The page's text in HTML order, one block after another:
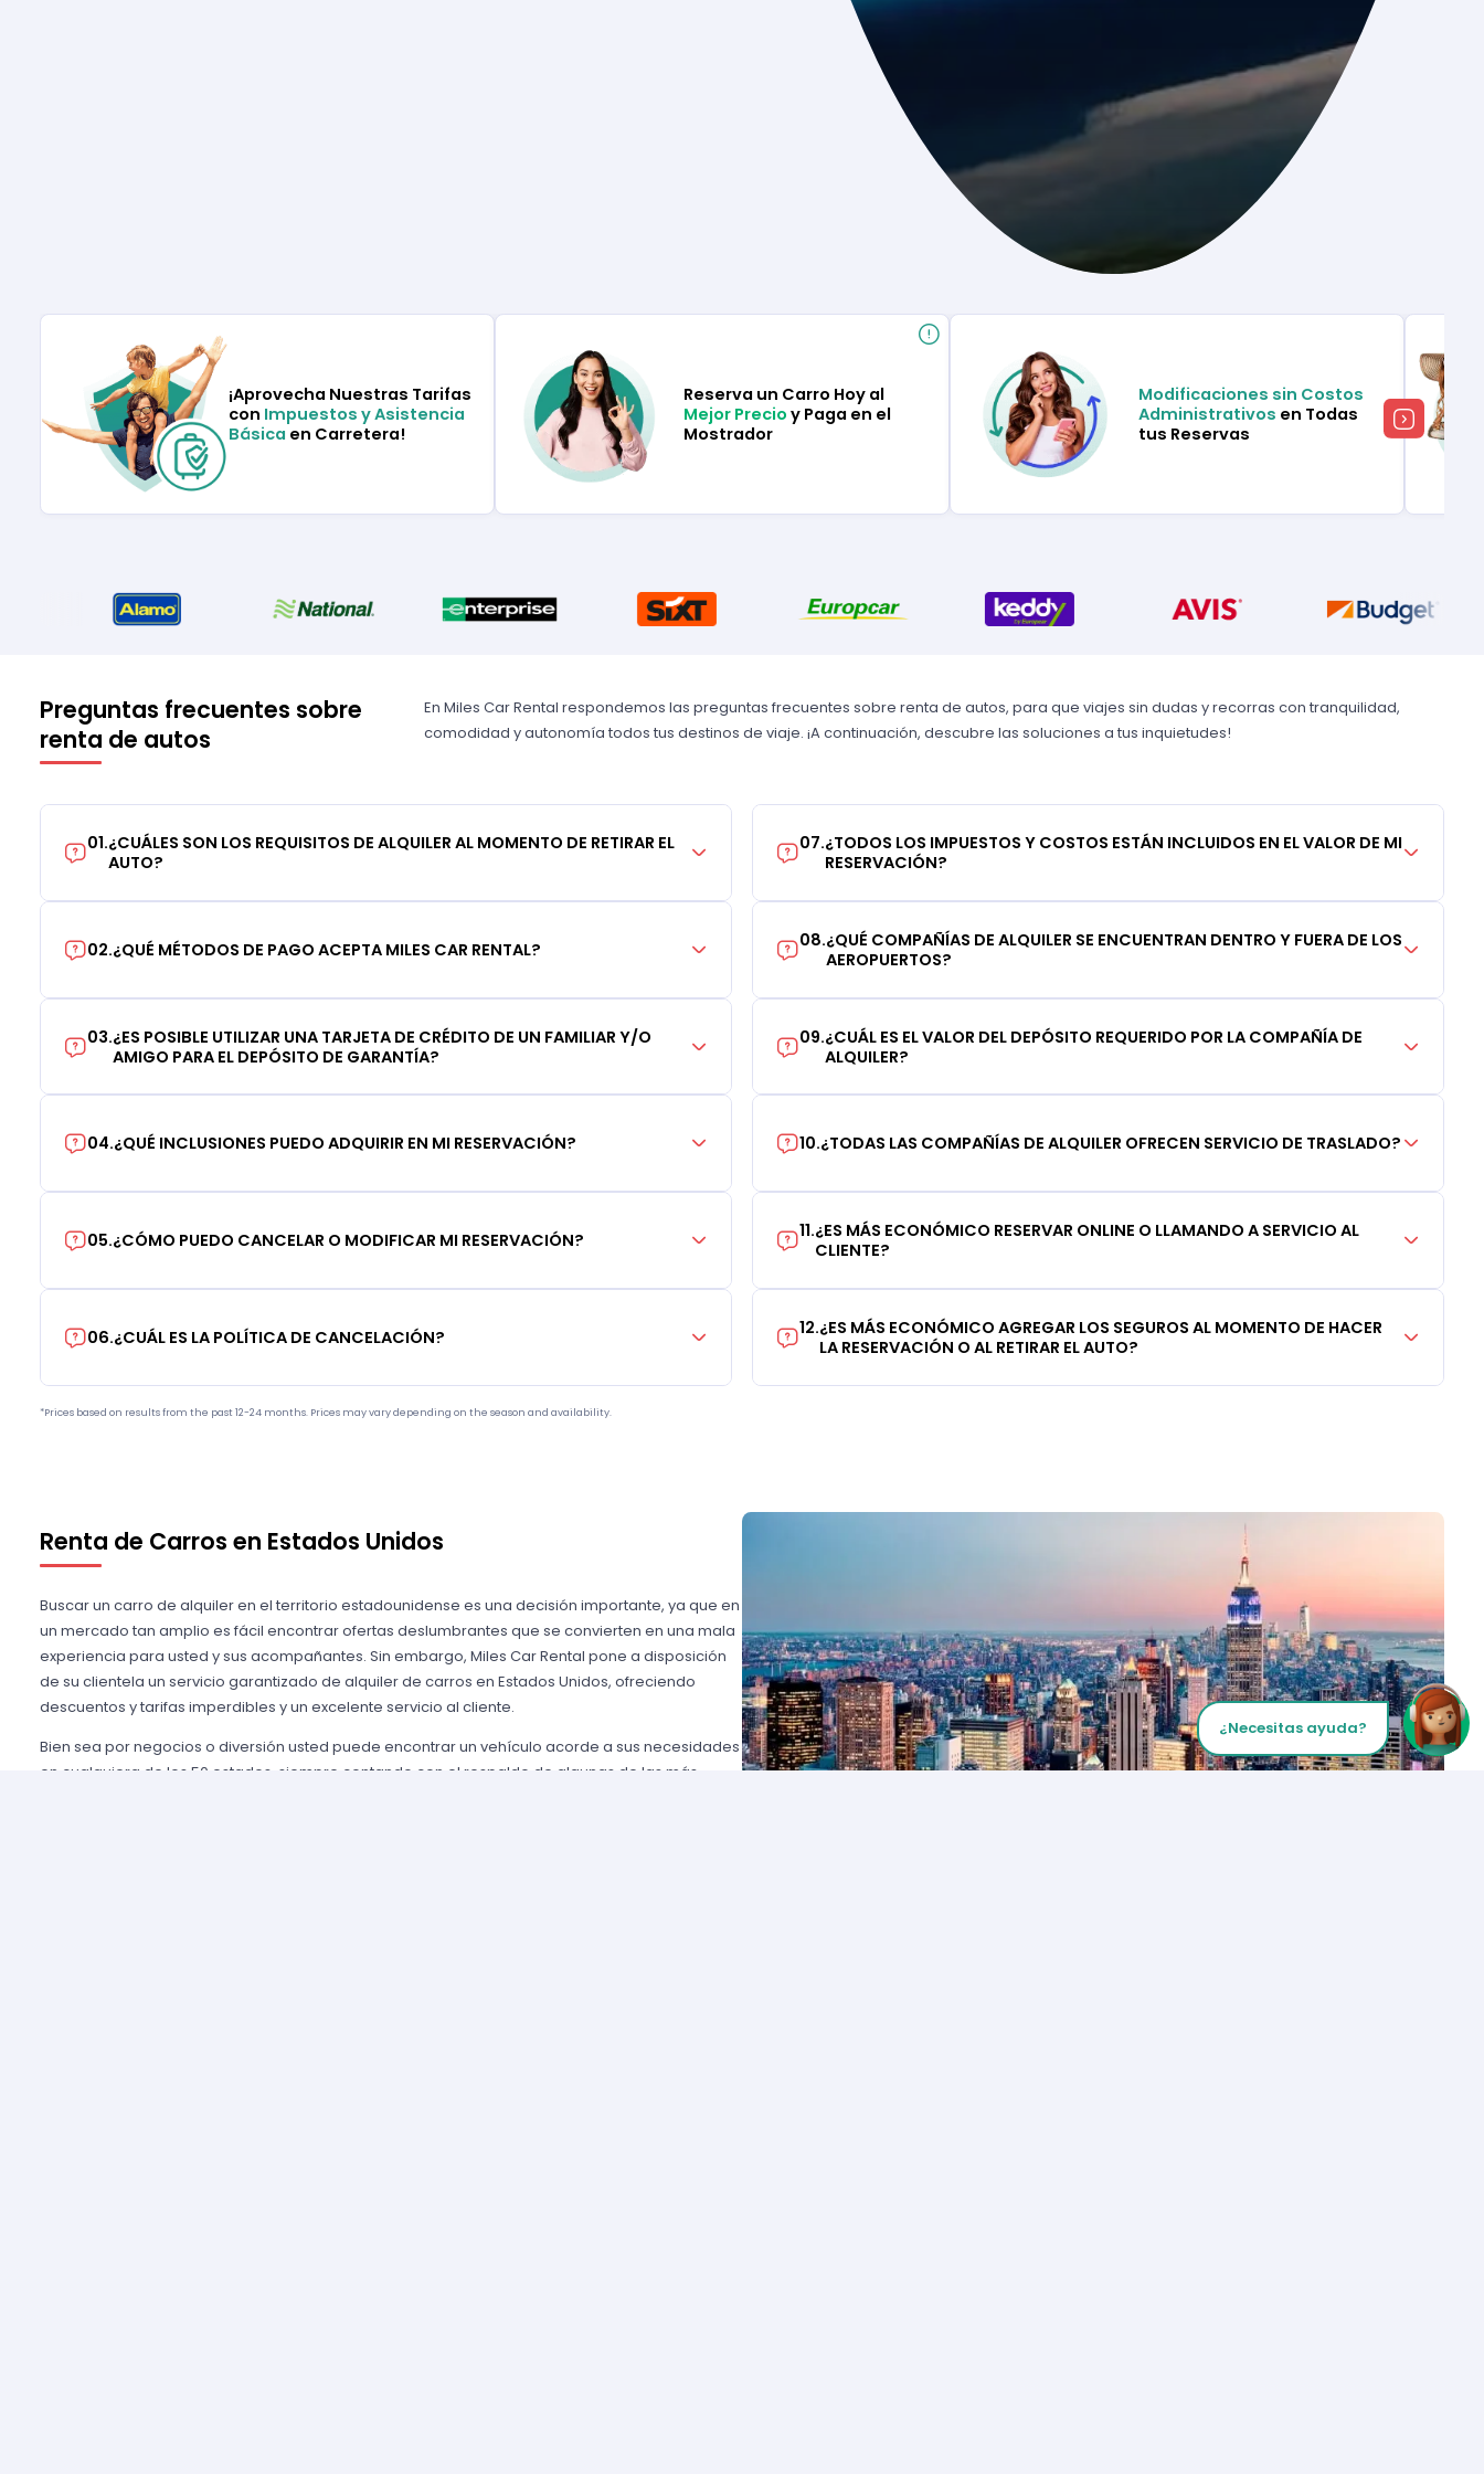
¡Aprovecha Nuestras Tarifas
con Impuestos y Asistencia
Básica en Carretera!
Reserva un Carro Hoy al
Mejor Precio y Paga en el
Mostrador
Modificaciones sin Costos
Administrativos en Todas
tus Reservas
Preguntas frecuentes sobre
renta de autos
En Miles Car Rental respondemos las preguntas frecuentes sobre renta de autos, para que viajes sin dudas y recorras con tranquilidad,
comodidad y autonomía todos tus destinos de viaje. ¡A continuación, descubre las soluciones a tus inquietudes!
01.¿CUÁLES SON LOS REQUISITOS DE ALQUILER AL MOMENTO DE RETIRAR EL
AUTO?
02.¿QUÉ MÉTODOS DE PAGO ACEPTA MILES CAR RENTAL?
03.¿ES POSIBLE UTILIZAR UNA TARJETA DE CRÉDITO DE UN FAMILIAR Y/O
AMIGO PARA EL DEPÓSITO DE GARANTÍA?
04.¿QUÉ INCLUSIONES PUEDO ADQUIRIR EN MI RESERVACIÓN?
05.¿CÓMO PUEDO CANCELAR O MODIFICAR MI RESERVACIÓN?
06.¿CUÁL ES LA POLÍTICA DE CANCELACIÓN?
07.¿TODOS LOS IMPUESTOS Y COSTOS ESTÁN INCLUIDOS EN EL VALOR DE MI
RESERVACIÓN?
08.¿QUÉ COMPAÑÍAS DE ALQUILER SE ENCUENTRAN DENTRO Y FUERA DE LOS
AEROPUERTOS?
09.¿CUÁL ES EL VALOR DEL DEPÓSITO REQUERIDO POR LA COMPAÑÍA DE
ALQUILER?
10.¿TODAS LAS COMPAÑÍAS DE ALQUILER OFRECEN SERVICIO DE TRASLADO?
11.¿ES MÁS ECONÓMICO RESERVAR ONLINE O LLAMANDO A SERVICIO AL
CLIENTE?
12.¿ES MÁS ECONÓMICO AGREGAR LOS SEGUROS AL MOMENTO DE HACER
LA RESERVACIÓN O AL RETIRAR EL AUTO?
*Prices based on results from the past 12-24 months. Prices may vary depending on the season and availability.
¿Necesitas ayuda?
Renta de Carros en Estados Unidos
Buscar un carro de alquiler en el territorio estadounidense es una decisión importante, ya que en
un mercado tan amplio es fácil encontrar ofertas deslumbrantes que se convierten en una mala
experiencia para usted y sus acompañantes. Sin embargo, Miles Car Rental pone a disposición
de su clientela un servicio garantizado de alquiler de carros en Estados Unidos, ofreciendo
descuentos y tarifas imperdibles y un excelente servicio al cliente.
Bien sea por negocios o diversión usted puede encontrar un vehículo acorde a sus necesidades
en cualquiera de los 50 estados, siempre contando con el respaldo de algunas de las más